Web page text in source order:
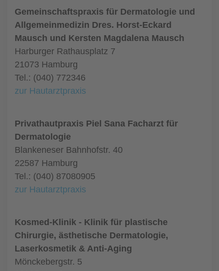
Gemeinschaftspraxis für Dermatologie und
Allgemeinmedizin Dres. Horst-Eckard
Mausch und Kersten Magdalena Mausch
Harburger Rathausplatz 7
21073 Hamburg
Tel.: (040) 772346
zur Hautarztpraxis
Privathautpraxis Piel Sana Facharzt für
Dermatologie
Blankeneser Bahnhofstr. 40
22587 Hamburg
Tel.: (040) 87080905
zur Hautarztpraxis
Kosmed-Klinik - Klinik für plastische
Chirurgie, ästhetische Dermatologie,
Laserkosmetik & Anti-Aging
Mönckebergstr. 5